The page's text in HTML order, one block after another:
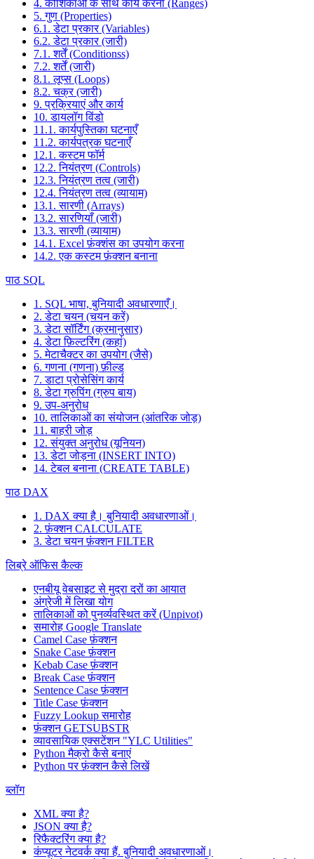
4. कोशिकाओं के साथ कार्य करना (Ranges)
5. गुण (Properties)
6.1. डेटा प्रकार (Variables)
6.2. डेटा प्रकार (जारी)
7.1. शर्तें (Conditionss)
7.2. शर्तें (जारी)
8.1. लूप्स (Loops)
8.2. चक्र (जारी)
9. प्रक्रियाएं और कार्य
10. डायलॉग विंडो
11.1. कार्यपुस्तिका घटनाएँ
11.2. कार्यपत्रक घटनाएँ
12.1. कस्टम फॉर्म
12.2. नियंत्रण (Controls)
12.3. नियंत्रण तत्व (जारी)
12.4. नियंत्रण तत्व (व्यायाम)
13.1. सारणी (Arrays)
13.2. सारणियाँ (जारी)
13.3. सारणी (व्यायाम)
14.1. Excel फ़ंक्शंस का उपयोग करना
14.2. एक कस्टम फ़ंक्शन बनाना
पाठ SQL
1. SQL भाषा, बुनियादी अवधारणाएँ।
2. डेटा चयन (चयन करें)
3. डेटा सॉर्टिंग (क्रमानुसार)
4. डेटा फ़िल्टरिंग (कहां)
5. मेटाचैक्टर का उपयोग (जैसे)
6. गणना (गणना) फ़ील्ड
7. डाटा प्रोसेसिंग कार्य
8. डेटा ग्रुपिंग (ग्रुप बाय)
9. उप-अनुरोध
10. तालिकाओं का संयोजन (आंतरिक जोड़)
11. बाहरी जोड़
12. संयुक्त अनुरोध (यूनियन)
13. डेटा जोड़ना (INSERT INTO)
14. टेबल बनाना (CREATE TABLE)
पाठ DAX
1. DAX क्या है। बुनियादी अवधारणाओं।
2. फ़ंक्शन CALCULATE
3. डेटा चयन फ़ंक्शन FILTER
लिब्रे ऑफिस कैल्क
एनबीयू वेबसाइट से मुद्रा दरों का आयात
अंग्रेजी में लिखा योग
तालिकाओं को पुनर्व्यवस्थित करें (Unpivot)
समारोह Google Translate
Camel Case फ़ंक्शन
Snake Case फ़ंक्शन
Kebab Case फ़ंक्शन
Break Case फ़ंक्शन
Sentence Case फ़ंक्शन
Title Case फ़ंक्शन
Fuzzy Lookupसमारोह
फ़ंक्शन GETSUBSTR
व्यावसायिक एक्सटेंशन "YLC Utilities"
Python मैक्रो कैसे बनाएं
Python पर फ़ंक्शन कैसे लिखें
ब्लॉग
XML क्या है?
JSON क्या है?
रिफैक्टरिंग क्या है?
कंप्यूटर नेटवर्क क्या हैं. बुनियादी अवधारणाओं।